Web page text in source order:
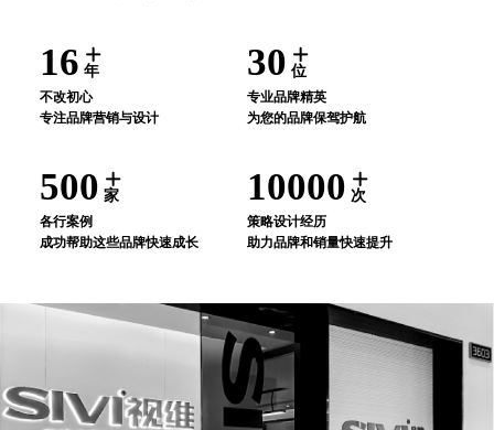
16 年
不改初⼼
专注品牌营销与设计
30 位
专业品牌精英
为您的品牌保驾护航
500 家
各⾏案例
成功帮助这些品牌快速成⻓
10000 次
策略设计经历
助⼒品牌和销量快速提升